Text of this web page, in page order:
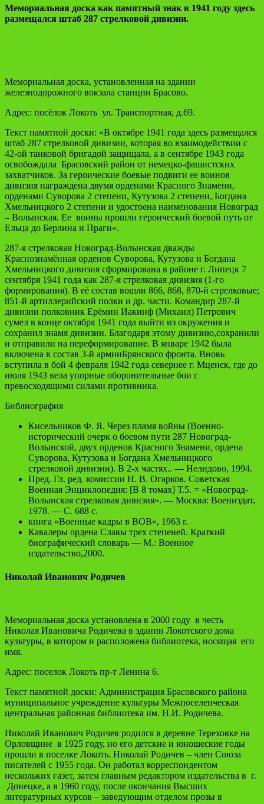
Мемориальная доска как памятный знак в 1941 году здесь
размещался штаб 287 стрелковой дивизии.
Мемориальная доска, установленная на здании
железнодорожного вокзала станции Брасово.
Адрес: посёлок Локоть ул. Транспортная, д.69.
Текст памятной доски: «В октябре 1941 года здесь размещался
штаб 287 стрелковой дивизии, которая во взаимодействии с
42-ой танковой бригадой защищала, а в сентябре 1943 года
освобождала Брасовский район от немецко-фашистских
захватчиков. За героические боевые подвиги ее воинов
дивизия награждена двумя орденами Красного Знамени,
орденами Суворова 2 степени, Кутузова 2 степени, Богдана
Хмельницкого 2 степени и удостоена наименования Новоград
– Волынская. Ее воины прошли героический боевой путь от
Ельца до Берлина и Праги».
287-я стрелковая Новоград-Волынская дважды
Краснознамённая орденов Суворова, Кутузова и Богдана
Хмельницкого дивизия сформирована в районе г. Липецк 7
сентября 1941 года как 287-я стрелковая дивизия (1-го
формирования). В её состав вошли 866, 868, 870-й стрелковые;
851-й артиллерийский полки и др. части. Командир 287-й
дивизии полковник Ерёмин Иакинф (Михаил) Петрович
сумел в конце октября 1941 года выйти из окружения и
сохранил знамя дивизии. Благодаря этому дивизию,сохранили
и отправили на переформирование. В январе 1942 была
включена в состав 3-й армииБрянского фронта. Вновь
вступила в бой 4 февраля 1942 года севернее г. Мценск, где до
июля 1943 вела упорные оборонительные бои с
превосходящими силами противника.
Библиография
Кисельников Ф. Я. Через пламя войны (Военно-
исторический очерк о боевом пути 287 Новоград-
Волынской, двух орденов Красного Знамени, ордена
Суворова, Кутузова и Богдана Хмельницкого
стрелковой дивизии). В 2-х частях.. — Нелидово, 1994.
Пред. Гл. ред. комиссии Н. В. Огарков. Советская
Военная Энциклопедия: [В 8 томах] Т.5. = «Новоград-
Волынская стрелковая дивизия». — Москва: Воениздат,
1978. — С. 688 с.
книга «Военные кадры в ВОВ», 1963 г.
Кавалеры ордена Славы трех степеней. Краткий
биографический словарь — М.: Военное
издательство,2000.
Николай Иванович Родичев
Мемориальная доска установлена в 2000 году в честь
Николая Ивановича Родичева в здании Локотского дома
культуры, в котором и расположена библиотека, носящая его
имя.
Адрес: поселок Локоть пр-т Ленина 6.
Текст памятной доски: Администрация Брасовского района
муниципальное учреждение культуры Межпоселенческая
центральная районная библиотека им. Н.И. Родичева.
Николай Иванович Родичев родился в деревне Тереховке на
Орловщине в 1925 году, но его детские и юношеские годы
прошли в поселке Локоть. Николай Родичев – член Союза
писателей с 1955 года. Он работал корреспондентом
нескольких газет, затем главным редактором издательства в г.
Донецке, а в 1960 году, после окончания Высших
литературных курсов – заведующим отделом прозы в